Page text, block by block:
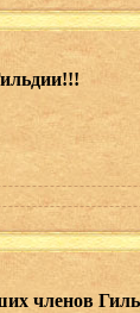
членов